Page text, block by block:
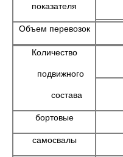
показателя
Объем перевозок
Количество
подвижного
состава
бортовые
самосвалы